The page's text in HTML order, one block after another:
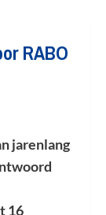
RABO
jarenlang
16